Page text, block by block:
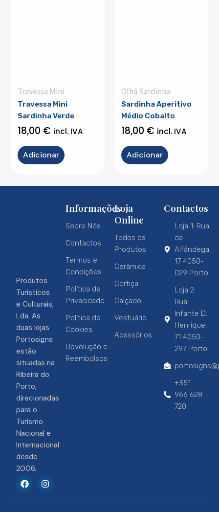
Travessa Mini
Travessa Mini
Sardinha Verde
18,00 € incl. IVA
Adicionar
Olhá Sardinha
Sardinha Aperitivo
Médio Cobalto
18,00 € incl. IVA
Adicionar
Produtos
Turísticos
e Culturais,
Lda. As
duas lojas
Portosigns
estão
situadas na
Ribeira do
Porto,
direcionadas
para o
Turismo
Nacional e
Internacional
desde
2006.
F
a
e
I
n
t
Informações
Sobre Nós
Contactos
Termos e
Condições
Política de
Privacidade
Política de
Cookies
Devolução e
Reembolsos
Loja
Online
Todos os
Produtos
Cerâmica
Cortiça
Calçado
Vestuário
Acessórios
Contactos
Loja 1: Rua
da
Alfândega,
17 4050-
029 Porto
Loja 2:
Rua
Infante D.
Henrique,
71 4050-
297 Porto
+351
966 628
720